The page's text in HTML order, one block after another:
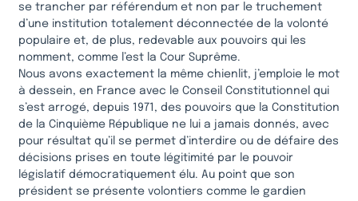
se trancher par référendum et non par le truchement
d’une institution totalement déconnectée de la volonté
populaire et, de plus, redevable aux pouvoirs qui les
nomment, comme l’est la Cour Suprême.
Nous avons exactement la même chienlit, j’emploie le mot
à dessein, en France avec le Conseil Constitutionnel qui
s’est arrogé, depuis 1971, des pouvoirs que la Constitution
de la Cinquième République ne lui a jamais donnés, avec
pour résultat qu’il se permet d’interdire ou de défaire des
décisions prises en toute légitimité par le pouvoir
législatif démocratiquement élu. Au point que son
président se présente volontiers comme le gardien